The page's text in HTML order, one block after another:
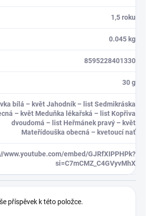
1,5 roku
0.045 kg
8595228401330
30 g
bílá – květ Jahodník – list Sedmikráska
– květ Meduňka lékařská – list Kopřiva
dvoudomá – list Heřmánek pravý – květ
Mateřídouška obecná – kvetoucí nať
www.youtube.com/embed/GJRfXIPPHPk?
si=C7mCMZ_C4GVyvMhX
příspěvek k této položce.